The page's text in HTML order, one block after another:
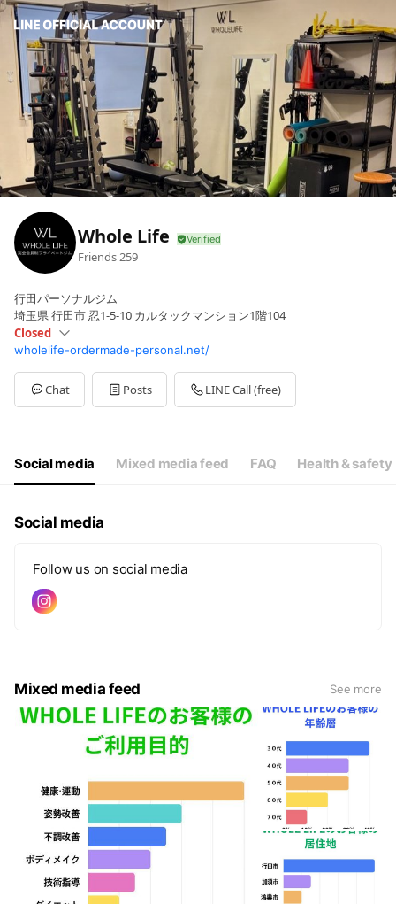
Whole Life
Friends259
行田パーソナルジム
埼玉県 行田市 忍1-5-10 カルタックマンション1階104
Closed
SunClosed
Mon09:00 - 21:00
Tue09:00 - 21:00
Wed09:00 - 21:00
09:00 - 21:00
wholelife-ordermade-personal.net/
Chat Posts LINE Call (free)
Social media Mixed media feed FAQ Health & safety
Social media
Follow us on social media
Mixed media feed See more